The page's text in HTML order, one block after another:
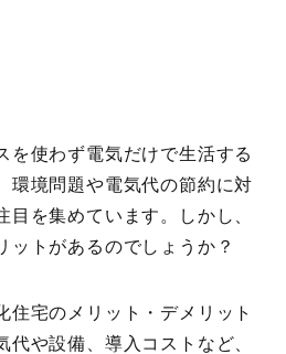
を使わず電気だけで生活する
環境問題や電気代の節約に対
を集めています。しかし、
ットがあるのでしょうか？
住宅のメリット・デメリット
代や設備、導入コストなど、